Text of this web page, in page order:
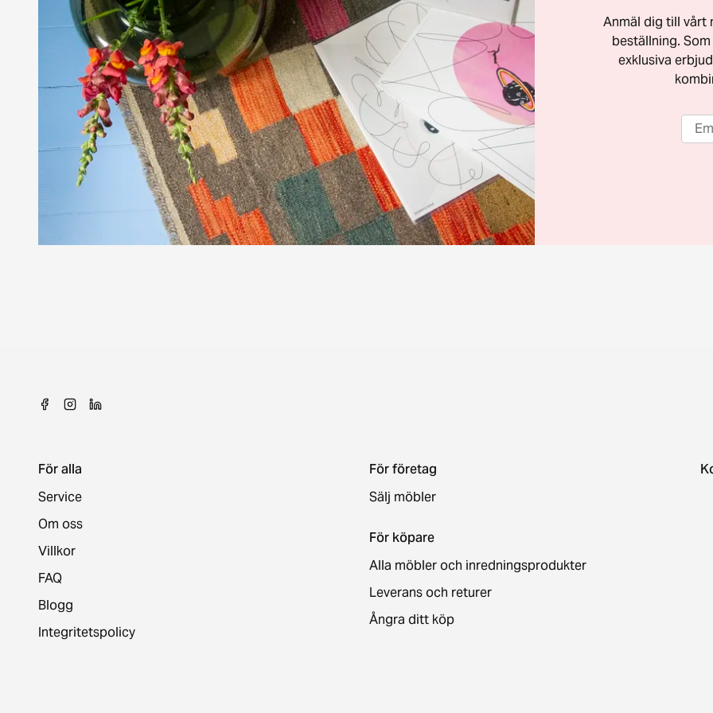
Anmäl dig till vårt
beställning.
exklusiva
För alla
Service
Om oss
Villkor
FAQ
Blogg
Integritetspolicy
För företag
Sälj möbler
För köpare
Alla möbler och inredningsprodukter
Leverans och returer
Ångra ditt köp